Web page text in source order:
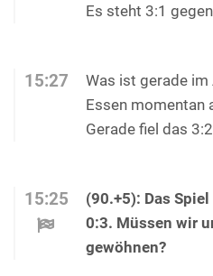
Es steht 3:1
15:27
Was ist gerade
Essen momentan
Gerade fiel das
15:25
(90.+5): Das
0:3. Müssen wir
gewöhnen?